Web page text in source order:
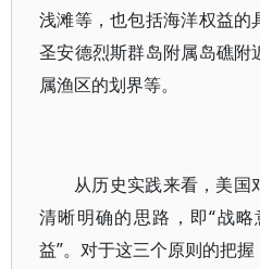
浅滩等，也包括海洋权益的
圣安德烈斯群岛附属岛礁
属渔区的划界等。
从历史实践来看，美国
清晰明确的思路，即“战
益”。对于这三个原则的把